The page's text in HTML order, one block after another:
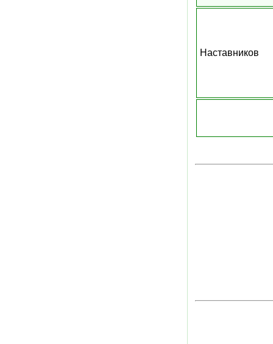
Наставников